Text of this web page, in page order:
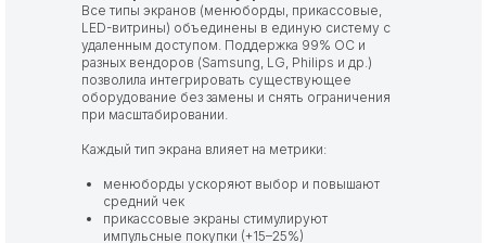
Все типы экранов (менюборды, прикассовые,
LED-витрины) объединены в единую систему с
удаленным доступом. Поддержка 99% ОС и
разных вендоров (Samsung, LG, Philips и др.)
позволила интегрировать существующее
оборудование без замены и снять ограничения
при масштабировании.
Каждый тип экрана влияет на метрики:
менюборды ускоряют выбор и повышают
средний чек
прикассовые экраны стимулируют
импульсные покупки (+15–25%)